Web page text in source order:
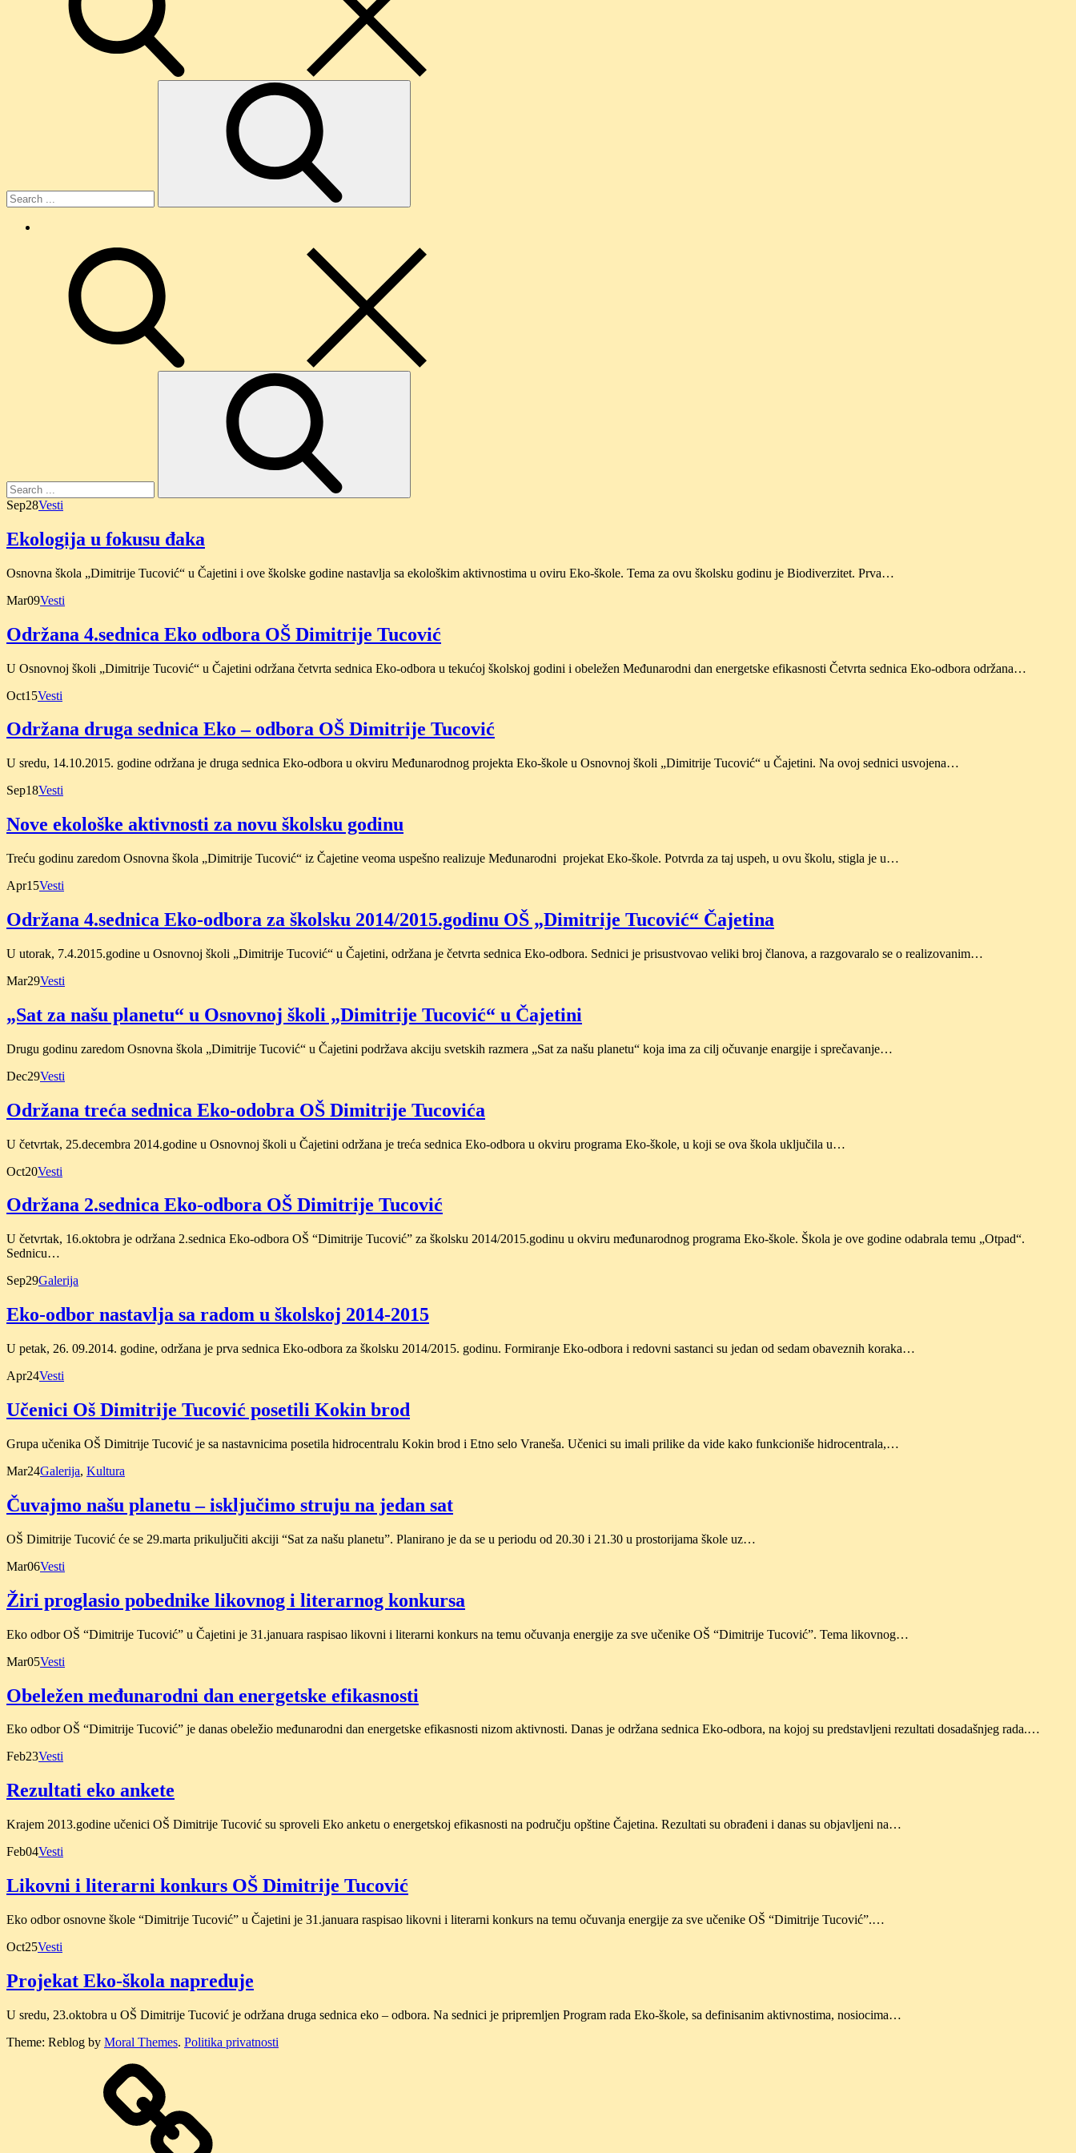
Sep28Vesti
Ekologija u fokusu đaka
Osnovna škola „Dimitrije Tucović“ u Čajetini i ove školske godine nastavlja sa ekološkim aktivnostima u oviru Eko-škole. Tema za ovu školsku godinu je Biodiverzitet. Prva…
Mar09Vesti
Održana 4.sednica Eko odbora OŠ Dimitrije Tucović
U Osnovnoj školi „Dimitrije Tucović“ u Čajetini održana četvrta sednica Eko-odbora u tekućoj školskoj godini i obeležen Međunarodni dan energetske efikasnosti Četvrta sednica Eko-odbora održana…
Oct15Vesti
Održana druga sednica Eko – odbora OŠ Dimitrije Tucović
U sredu, 14.10.2015. godine održana je druga sednica Eko-odbora u okviru Međunarodnog projekta Eko-škole u Osnovnoj školi „Dimitrije Tucović“ u Čajetini. Na ovoj sednici usvojena…
Sep18Vesti
Nove ekološke aktivnosti za novu školsku godinu
Treću godinu zaredom Osnovna škola „Dimitrije Tucović“ iz Čajetine veoma uspešno realizuje Međunarodni projekat Eko-škole. Potvrda za taj uspeh, u ovu školu, stigla je u…
Apr15Vesti
Održana 4.sednica Eko-odbora za školsku 2014/2015.godinu OŠ „Dimitrije Tucović“ Čajetina
U utorak, 7.4.2015.godine u Osnovnoj školi „Dimitrije Tucović“ u Čajetini, održana je četvrta sednica Eko-odbora. Sednici je prisustvovao veliki broj članova, a razgovaralo se o realizovanim…
Mar29Vesti
„Sat za našu planetu“ u Osnovnoj školi „Dimitrije Tucović“ u Čajetini
Drugu godinu zaredom Osnovna škola „Dimitrije Tucović“ u Čajetini podržava akciju svetskih razmera „Sat za našu planetu“ koja ima za cilj očuvanje enargije i sprečavanje…
Dec29Vesti
Održana treća sednica Eko-odobra OŠ Dimitrije Tucovića
U četvrtak, 25.decembra 2014.godine u Osnovnoj školi u Čajetini održana je treća sednica Eko-odbora u okviru programa Eko-škole, u koji se ova škola uključila u…
Oct20Vesti
Održana 2.sednica Eko-odbora OŠ Dimitrije Tucović
U četvrtak, 16.oktobra je održana 2.sednica Eko-odbora OŠ “Dimitrije Tucović” za školsku 2014/2015.godinu u okviru međunarodnog programa Eko-škole. Škola je ove godine odabrala temu „Otpad“.
Sednicu…
Sep29Galerija
Eko-odbor nastavlja sa radom u školskoj 2014-2015
U petak, 26. 09.2014. godine, održana je prva sednica Eko-odbora za školsku 2014/2015. godinu. Formiranje Eko-odbora i redovni sastanci su jedan od sedam obaveznih koraka…
Apr24Vesti
Učenici Oš Dimitrije Tucović posetili Kokin brod
Grupa učenika OŠ Dimitrije Tucović je sa nastavnicima posetila hidrocentralu Kokin brod i Etno selo Vraneša. Učenici su imali prilike da vide kako funkcioniše hidrocentrala,…
Mar24Galerija, Kultura
Čuvajmo našu planetu – isključimo struju na jedan sat
OŠ Dimitrije Tucović će se 29.marta prikuljučiti akciji “Sat za našu planetu”. Planirano je da se u periodu od 20.30 i 21.30 u prostorijama škole uz…
Mar06Vesti
Žiri proglasio pobednike likovnog i literarnog konkursa
Eko odbor OŠ “Dimitrije Tucović” u Čajetini je 31.januara raspisao likovni i literarni konkurs na temu očuvanja energije za sve učenike OŠ “Dimitrije Tucović”. Tema likovnog…
Mar05Vesti
Obeležen međunarodni dan energetske efikasnosti
Eko odbor OŠ “Dimitrije Tucović” je danas obeležio međunarodni dan energetske efikasnosti nizom aktivnosti. Danas je održana sednica Eko-odbora, na kojoj su predstavljeni rezultati dosadašnjeg rada.…
Feb23Vesti
Rezultati eko ankete
Krajem 2013.godine učenici OŠ Dimitrije Tucović su sproveli Eko anketu o energetskoj efikasnosti na području opštine Čajetina. Rezultati su obrađeni i danas su objavljeni na…
Feb04Vesti
Likovni i literarni konkurs OŠ Dimitrije Tucović
Eko odbor osnovne škole “Dimitrije Tucović” u Čajetini je 31.januara raspisao likovni i literarni konkurs na temu očuvanja energije za sve učenike OŠ “Dimitrije Tucović”.…
Oct25Vesti
Projekat Eko-škola napreduje
U sredu, 23.oktobra u OŠ Dimitrije Tucović je održana druga sednica eko – odbora. Na sednici je pripremljen Program rada Eko-škole, sa definisanim aktivnostima, nosiocima…
Theme: Reblog by Moral Themes. Politika privatnosti